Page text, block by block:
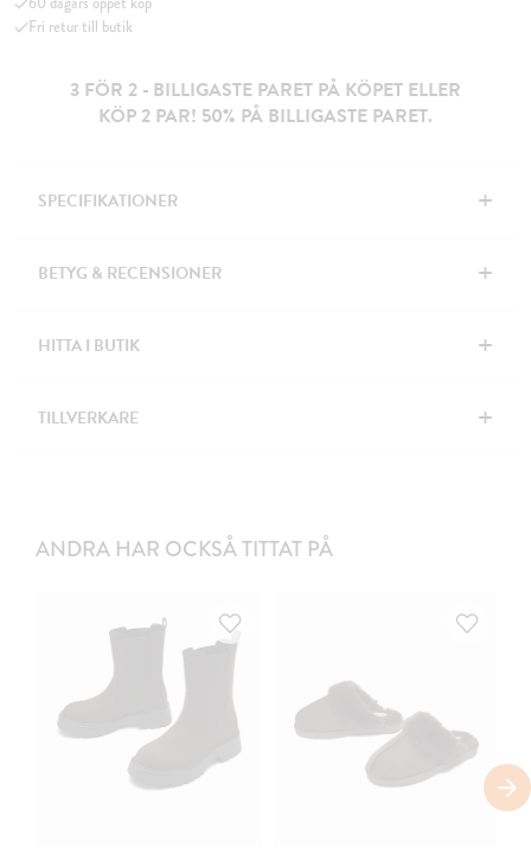
Fri retur till butik
3 FÖR 2 - BILLIGASTE PARET PÅ KÖPET ELLER
KÖP 2 PAR! 50% PÅ BILLIGASTE PARET.
SPECIFIKATIONER +
BETYG & RECENSIONER +
HITTA I BUTIK +
TILLVERKARE +
ANDRA HAR OCKSÅ TITTAT PÅ